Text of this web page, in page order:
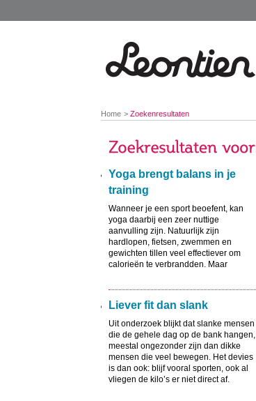
You
are
Home Zoekenresultaten
Yoga brengt balans in je
training
Wanneer je een sport beoefent, kan
yoga daarbij een zeer nuttige
aanvulling zijn. Natuurlijk zijn
hardlopen, fietsen, zwemmen en
gewichten tillen veel effectiever om
calorieën te verbrandden. Maar
onderontwikkeld. Door yoga breng je je
lichaam weer in balans, dus ‘strike a
pose’!
Liever fit dan slank
Uit onderzoek blijkt dat slanke mensen
die de gehele dag op de bank hangen,
meestal ongezonder zijn dan dikke
mensen die veel bewegen. Het devies
is dan ook: blijf vooral sporten, ook al
vliegen de kilo’s er niet direct af.